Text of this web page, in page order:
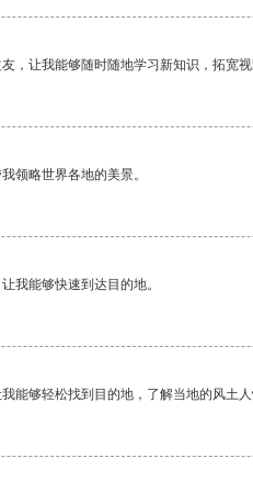
，让我能够随时随地学习新知识，拓宽视
领略世界各地的美景。
我能够快速到达目的地。
能够轻松找到目的地，了解当地的风土人